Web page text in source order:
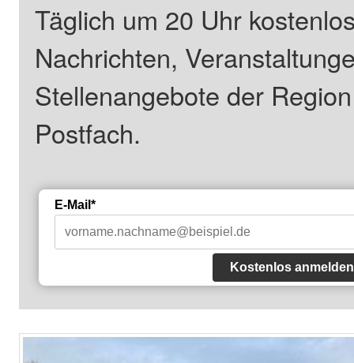
Täglich um 20 Uhr
Nachrichten,
Stellenangebote der
Postfach.
E-Mail*
Kostenlos anmelden